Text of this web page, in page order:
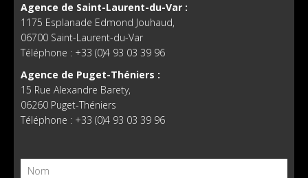
Agence de Saint-Laurent-du-Var :
1175 Esplanade Edmond Jouhaud,
06700 Saint-Laurent-du-Var
Téléphone : +33 (0)4 93 03 39 96
Agence de Puget-Théniers :
15 Rue Alexandre Barety,
06260 Puget-Théniers
Téléphone : +33 (0)4 93 03 39 96